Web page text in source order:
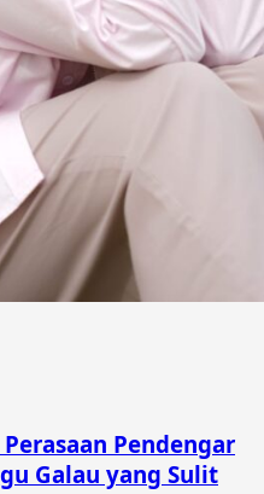
Pendengar
Galau yang Sulit